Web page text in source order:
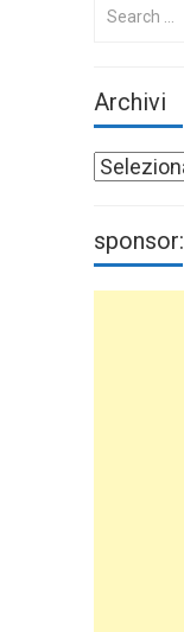
Archivi
Archivi
sponsor: